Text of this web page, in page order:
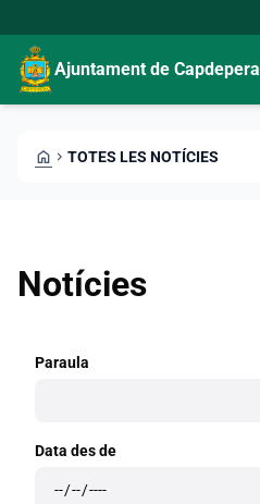
Ajuntament de Capdepera
HOME CHEVRON_RIGHT TOTES LES NOTÍCIES
Notícies
Paraula
Data des de